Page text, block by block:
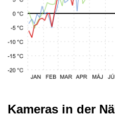
Kameras in der